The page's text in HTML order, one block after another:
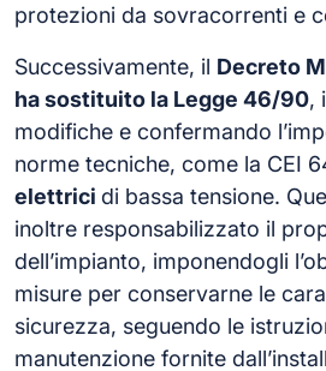
protezioni da sovracorrenti e
Successivamente, il Decreto
ha sostituito la Legge 46/90,
modifiche e confermando
norme tecniche, come la CEI
elettrici di bassa tensione.
inoltre responsabilizzato il
dell’impianto, imponendogli
misure per conservarne le
sicurezza, seguendo le
manutenzione fornite